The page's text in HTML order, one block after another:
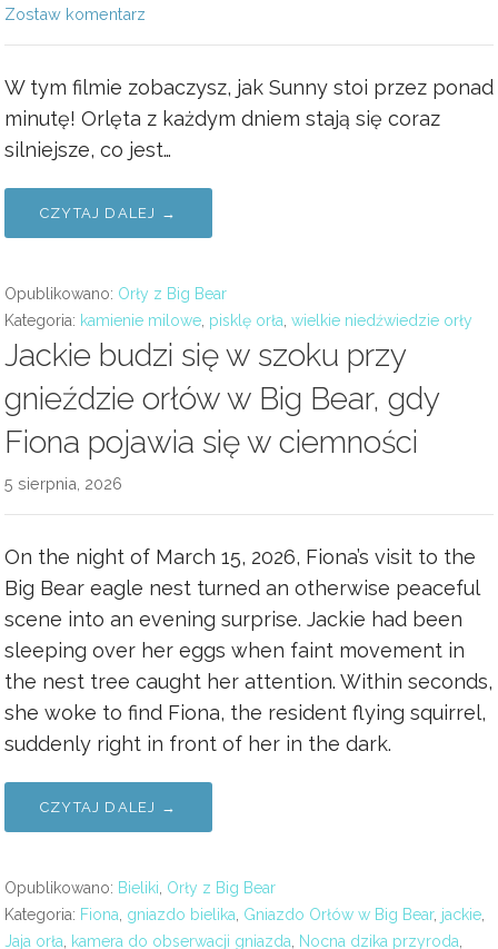
Zostaw komentarz
W tym filmie zobaczysz, jak Sunny stoi przez ponad
minutę! Orlęta z każdym dniem stają się coraz
silniejsze, co jest…
CZYTAJ DALEJ →
Opublikowano: Orły z Big Bear
Kategoria: kamienie milowe pisklę orła wielkie niedźwiedzie orły
Jackie budzi się w szoku przy
gnieździe orłów w Big Bear, gdy
Fiona pojawia się w ciemności
5 sierpnia, 2026
On the night of March 15, 2026, Fiona’s visit to the
Big Bear eagle nest turned an otherwise peaceful
scene into an evening surprise. Jackie had been
sleeping over her eggs when faint movement in
the nest tree caught her attention. Within seconds,
she woke to find Fiona, the resident flying squirrel,
suddenly right in front of her in the dark.
CZYTAJ DALEJ →
Opublikowano: Bieliki Orły z Big Bear
Kategoria: Fiona gniazdo bielika Gniazdo Orłów w Big Bear, jackie
Jaja orła
kamera do obserwacji gniazda Nocna dzika przyroda